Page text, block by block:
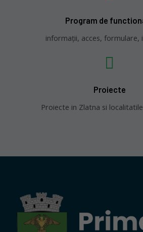
Program de
informații, acces, formulare,
Proiecte
Proiecte in Zlatna si